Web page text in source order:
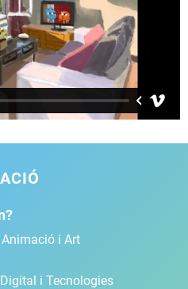
i Art
i Tecnologies